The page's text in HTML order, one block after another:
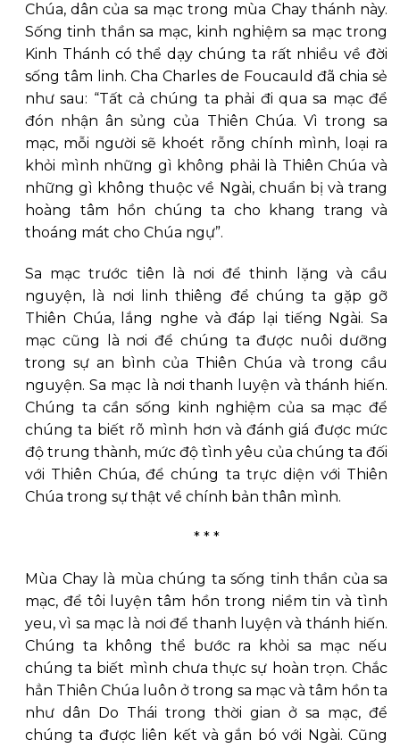
Chúa, dân của sa mạc trong mùa Chay thánh này.
Sống tinh thần sa mạc, kinh nghiệm sa mạc trong
Kinh Thánh có thể dạy chúng ta rất nhiều về đời
sống tâm linh. Cha Charles de Foucauld đã chia sẻ
như sau: “Tất cả chúng ta phải đi qua sa mạc để
đón nhận ân sủng của Thiên Chúa. Vì trong sa
mạc, mỗi người sẽ khoét rỗng chính mình, loại ra
khỏi mình những gì không phải là Thiên Chúa và
những gì không thuộc về Ngài, chuẩn bị và trang
hoàng tâm hồn chúng ta cho khang trang và
thoáng mát cho Chúa ngự”.
Sa mạc trước tiên là nơi để thinh lặng và cầu
nguyện, là nơi linh thiêng để chúng ta gặp gỡ
Thiên Chúa, lắng nghe và đáp lại tiếng Ngài. Sa
mạc cũng là nơi để chúng ta được nuôi dưỡng
trong sự an bình của Thiên Chúa và trong cầu
nguyện. Sa mạc là nơi thanh luyện và thánh hiến.
Chúng ta cần sống kinh nghiệm của sa mạc để
chúng ta biết rõ mình hơn và đánh giá được mức
độ trung thành, mức độ tình yêu của chúng ta đối
với Thiên Chúa, để chúng ta trực diện với Thiên
Chúa trong sự thật về chính bản thân mình.
* * *
Mùa Chay là mùa chúng ta sống tinh thần của sa
mạc, để tôi luyện tâm hồn trong niềm tin và tình
yeu, vì sa mạc là nơi để thanh luyện và thánh hiến.
Chúng ta không thể bước ra khỏi sa mạc nếu
chúng ta biết mình chưa thực sự hoàn trọn. Chắc
hẳn Thiên Chúa luôn ở trong sa mạc và tâm hồn ta
như dân Do Thái trong thời gian ở sa mạc, để
chúng ta được liên kết và gắn bó với Ngài. Cũng